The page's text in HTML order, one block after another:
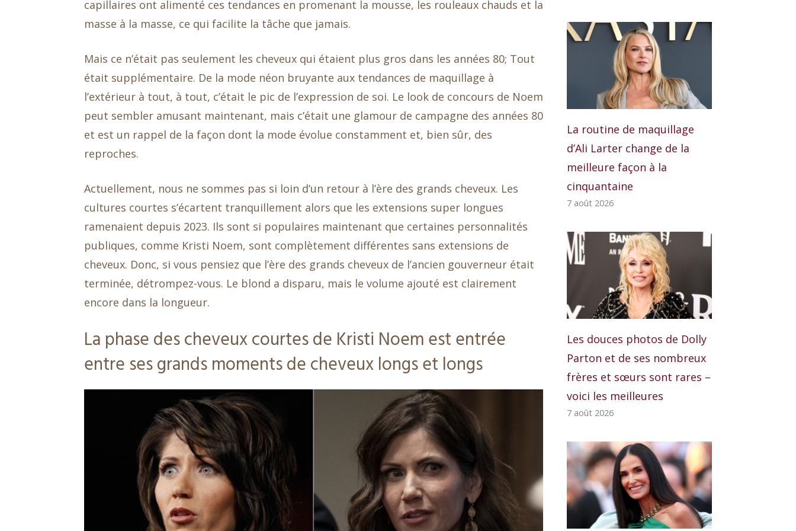
capillaires ont alimenté ces tendances en promenant la mousse, les rouleaux chauds et la
masse à la masse, ce qui facilite la tâche que jamais.
Mais ce n’était pas seulement les cheveux qui étaient plus gros dans les années 80; Tout
était supplémentaire. De la mode néon bruyante aux tendances de maquillage à
l’extérieur à tout, à tout, c’était le pic de l’expression de soi. Le look de concours de Noem
peut sembler amusant maintenant, mais c’était une glamour de campagne des années 80
et est un rappel de la façon dont la mode évolue constamment et, bien sûr, des
reproches.
Actuellement, nous ne sommes pas si loin d’un retour à l’ère des grands cheveux. Les
cultures courtes s’écartent tranquillement alors que les extensions super longues
ramenaient depuis 2023. Ils sont si populaires maintenant que certaines personnalités
publiques, comme Kristi Noem, sont complètement différentes sans extensions de
cheveux. Donc, si vous pensiez que l’ère des grands cheveux de l’ancien gouverneur était
terminée, détrompez-vous. Le blond a disparu, mais le volume ajouté est clairement
encore dans la longueur.
La phase des cheveux courtes de Kristi Noem est entrée
entre ses grands moments de cheveux longs et longs
La routine de maquillage
d’Ali Larter change de la
meilleure façon à la
cinquantaine
7 août 2026
Les douces photos de Dolly
Parton et de ses nombreux
frères et sœurs sont rares –
voici les meilleures
7 août 2026